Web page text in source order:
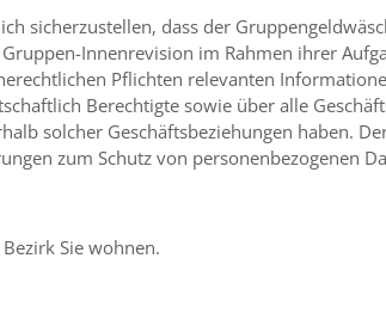
sicherzustellen, dass der
Innenrevision im Rahmen ihrer
Pflichten relevanten
Berechtigte sowie über alle
solcher Geschäftsbeziehungen haben.
zum Schutz von personenbezogenen
Sie wohnen.